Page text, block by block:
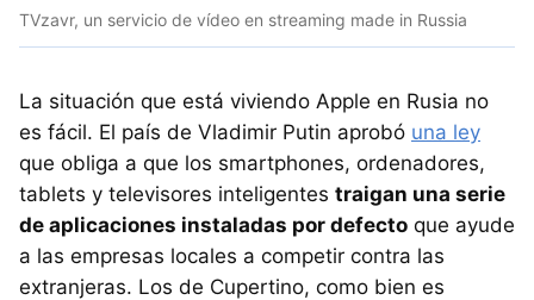
TVzavr, un servicio de vídeo en streaming made in Russia
La situación que está viviendo Apple en Rusia no
es fácil. El país de Vladimir Putin aprobó una ley
que obliga a que los smartphones, ordenadores,
tablets y televisores inteligentes traigan una serie
de aplicaciones instaladas por defecto que ayude
a las empresas locales a competir contra las
extranjeras. Los de Cupertino, como bien es